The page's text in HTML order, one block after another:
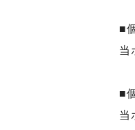
■
当
■
当